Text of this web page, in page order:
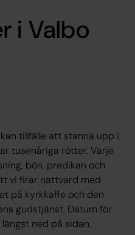
i Valbo
tillfälle att stanna upp i
tusenåriga rötter. Varje
bön, predikan och
vi firar nattvard med
på kyrkkaffe och den
gudstjänst. Datum för
ned på sidan.